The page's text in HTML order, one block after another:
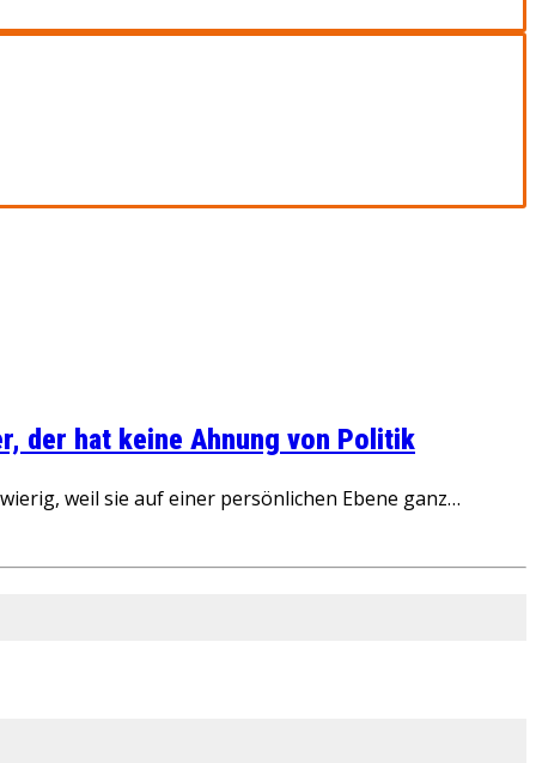
der hat keine Ahnung von Politik
weil sie auf einer persönlichen Ebene ganz…